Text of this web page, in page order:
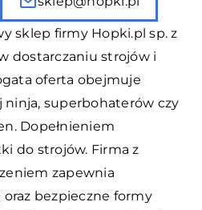
sklep firmy Hopki.pl sp. z
dostarczaniu strojów i
oferta obejmuje
ninja, superbohaterów czy
Dopełnieniem
do strojów. Firma z
zapewnia
oraz bezpieczne formy